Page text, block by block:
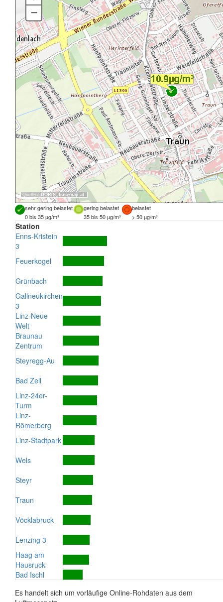
Quellen: DORIS, basemap.at
–
sehr gering belastet gering belastet
belastet
0 bis 35 µg/m³
35 bis 50 µg/m³ > 50 µg/m³
Station
Enns-Kristein
3
Feuerkogel
Grünbach
Gallneukirchen
3
Linz-Neue
Welt
Braunau
Zentrum
Steyregg-Au
Bad Zell
Linz-24er-
Turm
Linz-
Römerberg
Linz-Stadtpark
Wels
Steyr
Traun
Vöcklabruck
Lenzing 3
Haag am
Hausruck
Bad Ischl
Es handelt sich um vorläufige Online-Rohdaten aus dem